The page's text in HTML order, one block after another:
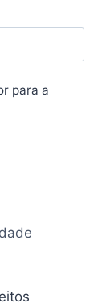
para a